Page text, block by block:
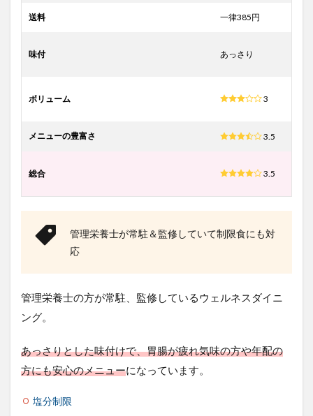
送料 一律385円
味付 あっさり
ボリューム 3
メニューの豊富さ 3.5
総合 3.5
管理栄養士が常駐＆監修していて制限食にも対
応
管理栄養士の方が常駐、監修しているウェルネスダイニ
ング。
あっさりとした味付けで、胃腸が疲れ気味の方や年配の
方にも安心のメニューになっています。
塩分制限